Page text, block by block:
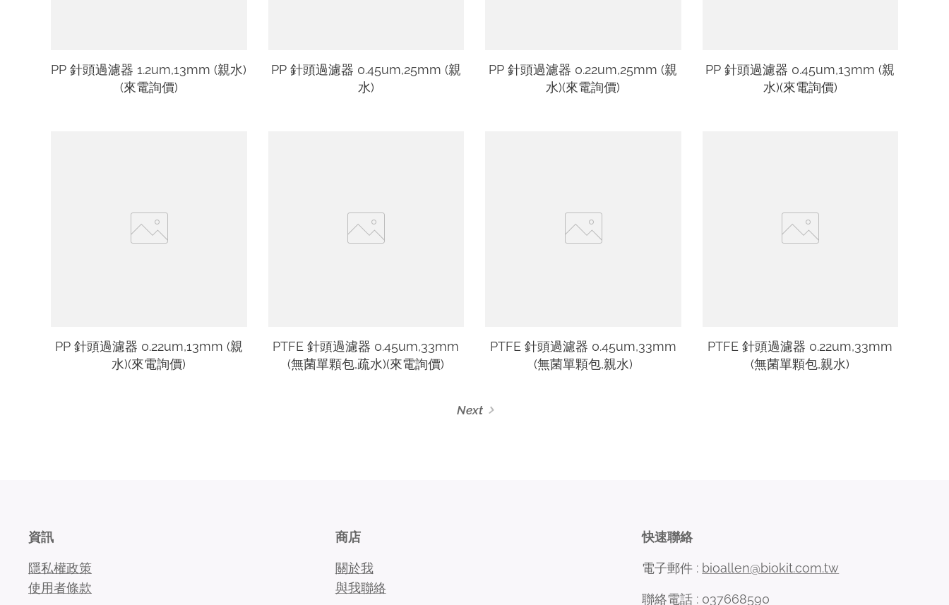
PP 針頭過濾器 1.2um,13mm (親水)
(來電詢價)
PP 針頭過濾器 0.45um,25mm (親
水)
PP 針頭過濾器 0.22um,25mm (親
水)(來電詢價)
PP 針頭過濾器 0.45um,13mm (親
水)(來電詢價)
PP 針頭過濾器 0.22um,13mm (親
水)(來電詢價)
PTFE 針頭過濾器 0.45um,33mm
(無菌單顆包,疏水)(來電詢價)
PTFE 針頭過濾器 0.45um,33mm
(無菌單顆包,親水)
PTFE 針頭過濾器 0.22um,33mm
(無菌單顆包,親水)
Next
資訊
隱私權政策
使用者條款
商店
關於我
與我聯絡
快速聯絡
電子郵件 : bioallen@biokit.com.tw
聯絡電話 : 037668590